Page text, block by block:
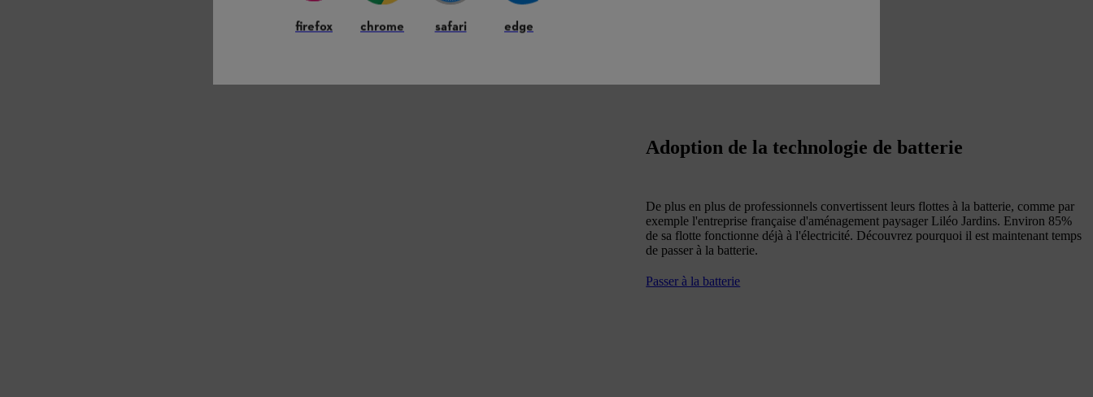
Adoption de la technologie de batterie
De plus en plus de professionnels convertissent leurs flottes à la batterie, comme par
exemple l'entreprise française d'aménagement paysager Liléo Jardins. Environ 85%
de sa flotte fonctionne déjà à l'électricité. Découvrez pourquoi il est maintenant temps
de passer à la batterie.
Passer à la batterie
firefox chrome safari edge